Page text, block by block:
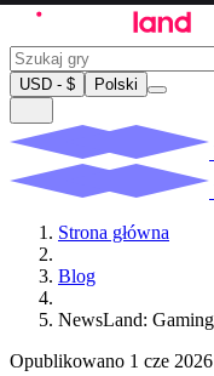
USD - $ Polski
Strona główna
Blog
NewsLand:
Opublikowano 1 cze 2026